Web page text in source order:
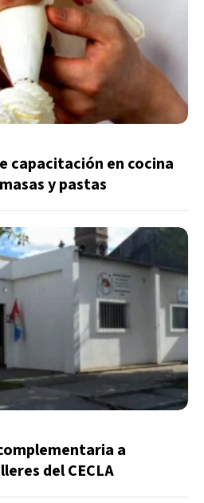
capacitación en cocina
y pastas
a
del CECLA